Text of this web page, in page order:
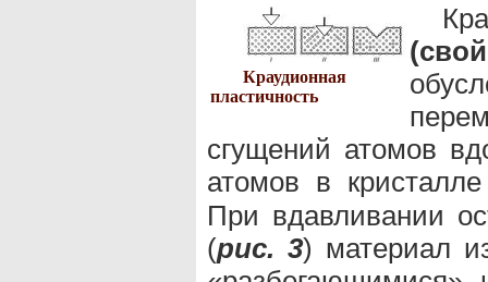
Краудионная
пластичность
сгущений атомов
атомов в
При вдавливании
(рис. 3) материал